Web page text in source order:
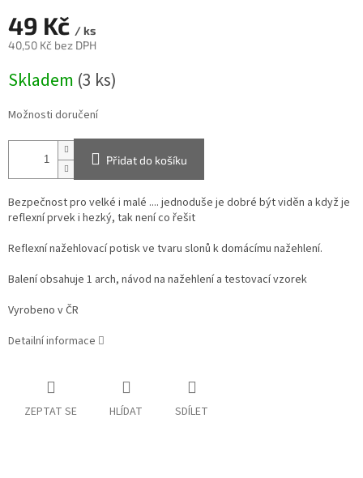
49 Kč / ks
40,50 Kč bez DPH
cena:
Skladem (3 ks)
Možnosti doručení
Přidat do košíku
Bezpečnost pro velké i malé .... jednoduše je dobré být viděn a když je
reflexní prvek i hezký, tak není co řešit
Reflexní nažehlovací potisk ve tvaru slonů k domácímu nažehlení.
Balení obsahuje 1 arch, návod na nažehlení a testovací vzorek
Vyrobeno v ČR
Detailní informace
ZEPTAT SE HLÍDAT SDÍLET